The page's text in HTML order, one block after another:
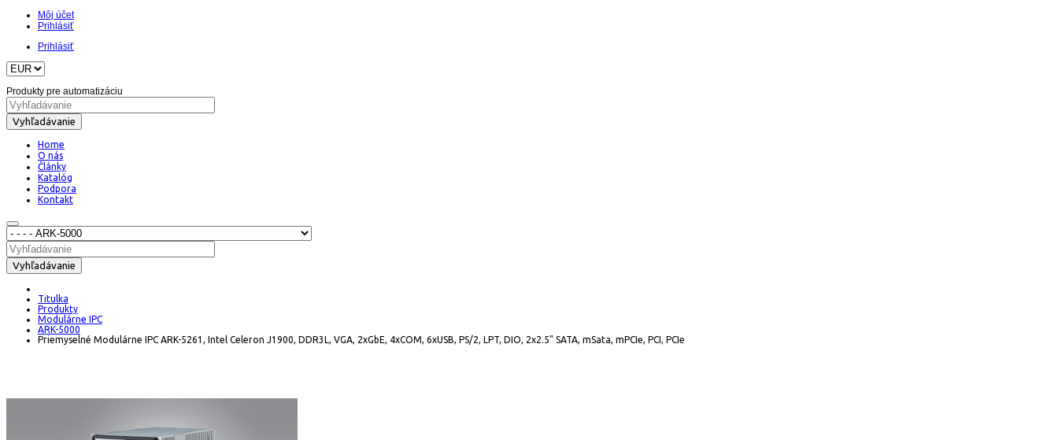
Môj účet
Prihlásiť
Prihlásiť
Produkty pre automatizáciu
Vyhľadávanie
Home
O nás
Články
Katalóg
Podpora
Kontakt
Vyhľadávanie
Titulka
Produkty
Modulárne IPC
ARK-5000
Priemyselné Modulárne IPC ARK-5261, Intel Celeron J1900, DDR3L, VGA, 2xGbE, 4xCOM, 6xUSB, PS/2, LPT, DIO, 2x2.5" SATA, mSata, mPCIe, PCI, PCIe